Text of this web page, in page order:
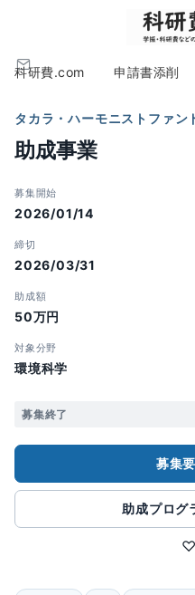
科研費.com 申請書添削
タカラ・ハーモニストファン
助成事業
募集開始
2026/01/14
締切
2026/03/31
助成額
50万円
対象分野
環境科学
募集終了
募集
助成プログ